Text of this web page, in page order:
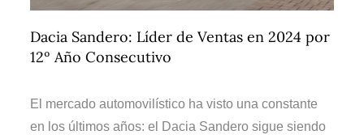
Dacia Sandero: Líder de Ventas en 2024 por
12º Año Consecutivo
El mercado automovilístico ha visto una constante
en los últimos años: el Dacia Sandero sigue siendo